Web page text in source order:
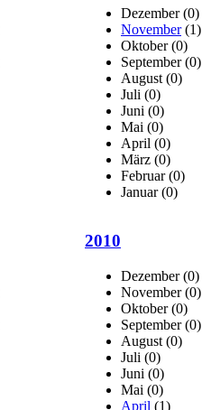
Dezember(0)
November (1)
Oktober(0)
September(0)
August (0)
Juli (0)
Juni (0)
Mai (0)
April (0)
März (0)
Februar(0)
Januar(0)
2010
Dezember(0)
November(0)
Oktober(0)
September(0)
August (0)
Juli (0)
Juni (0)
Mai (0)
April (1)